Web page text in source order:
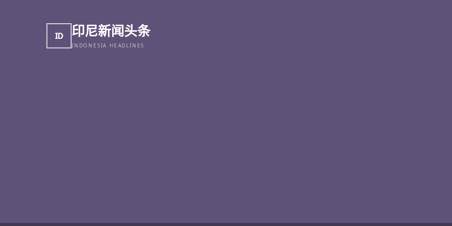
ID 印尼新闻头条
INDONESIA HEADLINES